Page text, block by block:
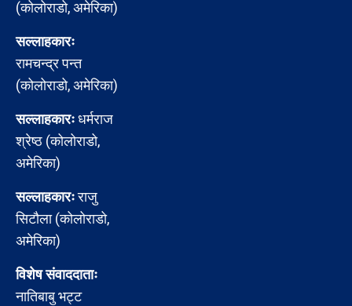
(कोलोराडो, अमेरिका)
सल्लाहकारः
रामचन्द्र पन्त
(कोलोराडो, अमेरिका)
सल्लाहकारःधर्मराज
श्रेष्ठ (कोलोराडो,
अमेरिका)
सल्लाहकारःराजु
सिटौला (कोलोराडो,
अमेरिका)
विशेष संवाददाताः
नातिबाबु भट्ट